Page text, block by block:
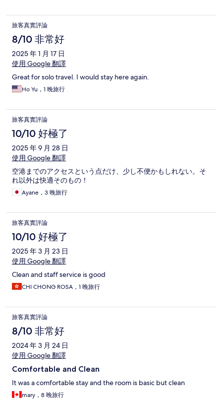
旅客真實評論
8/10 非常好
2025 年 1 月 17 日
使用 Google 翻譯
Great for solo travel. I would stay here again.
Ho Yu，1 晚旅行
旅客真實評論
10/10 好極了
2025 年 9 月 28 日
使用 Google 翻譯
空港までのアクセスという点だけ、少し不便かもしれない。そ
れ以外は快適そのもの！
Ayane，3 晚旅行
旅客真實評論
10/10 好極了
2025 年 3 月 23 日
使用 Google 翻譯
Clean and staff service is good
CHI CHONG ROSA，1 晚旅行
旅客真實評論
8/10 非常好
2024 年 3 月 24 日
使用 Google 翻譯
Comfortable and Clean
It was a comfortable stay and the room is basic but clean
mary，8 晚旅行